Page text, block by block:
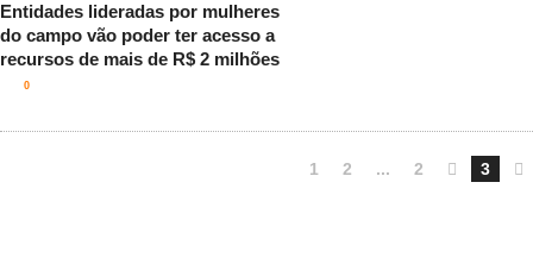
Entidades lideradas por mulheres
do campo vão poder ter acesso a
recursos de mais de R$ 2 milhões
0
1 2 ... 2  3 